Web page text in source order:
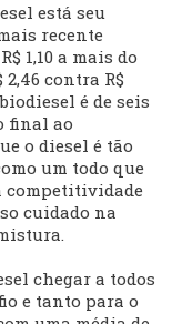
está seu
recente
1,10 a mais do
contra R$
é de seis
final ao
o diesel é tão
um todo que
competitividade
cuidado na
chegar a todos
e tanto para o